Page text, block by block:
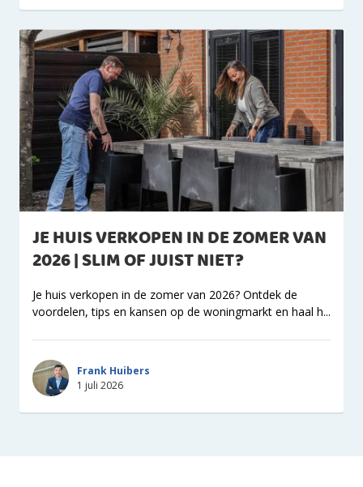
JE HUIS VERKOPEN IN DE ZOMER VAN
2026 | SLIM OF JUIST NIET?
Je huis verkopen in de zomer van 2026? Ontdek de
voordelen, tips en kansen op de woningmarkt en haal h...
Frank Huibers
1 juli 2026